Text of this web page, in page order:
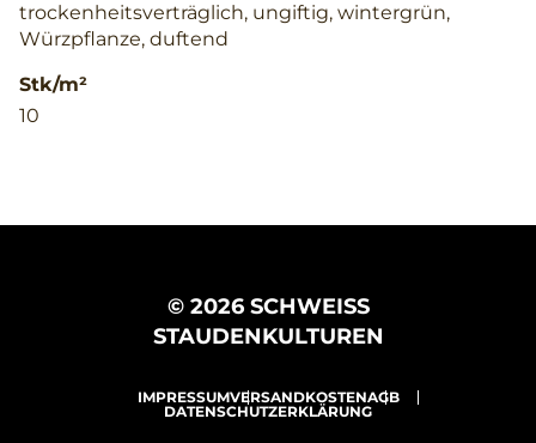
trockenheitsverträglich, ungiftig, wintergrün,
Würzpflanze, duftend
Stk/m²
10
© 2026 SCHWEISS
STAUDENKULTUREN
IMPRESSUMVERSANDKOSTENAGB
DATENSCHUTZERKLÄRUNG